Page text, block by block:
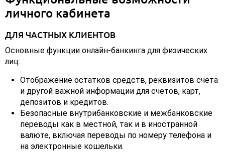
личного кабинета
ДЛЯ ЧАСТНЫХ КЛИЕНТОВ
Основные функции онлайн-банкинга для физических
лиц:
Отображение остатков средств, реквизитов счета
и другой важной информации для счетов, карт,
депозитов и кредитов.
Безопасные внутрибанковские и межбанковские
переводы как в местной, так и в иностранной
валюте, включая переводы по номеру телефона и
на электронные кошельки.